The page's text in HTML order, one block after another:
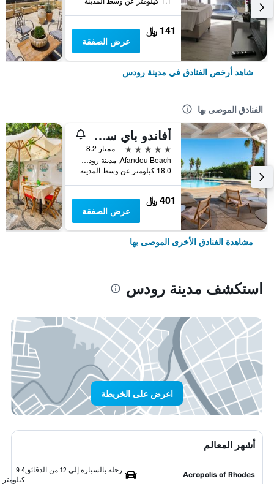
141 ﷼
عرض الصفقة
شاهد أرخص الفنادق في مدينة رودس
الفنادق الموصى بها
أفاندو باي سويتس هوتل
5 نجوم
ممتاز 8.2
Afandou Beach, مدينة رودس, اليونان
18.0 كيلومتر عن وسط المدينة
401 ﷼
عرض الصفقة
مشاهدة الفنادق الأخرى الموصى بها
استكشف مدينة رودس
اعرض على الخريطة
أشهر المعالم
Acropolis of Rhodes
رحلة بالسيارة إلى 12 من الدقائق
9.4
كيلومتر